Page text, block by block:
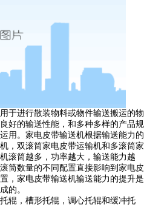
于进行散装物料或物件输送搬运的物
好的输送性能，和多种多样的产品规
用。家电皮带输送机根据输送能力的
，双滚筒家电皮带运输机和多滚筒家
滚筒越多，功率越大，输送能力越
筒数量的不同配置直接影响到家电皮
，家电皮带输送机输送能力的提升是
的。
辊，槽形托辊，调心托辊和缓冲托